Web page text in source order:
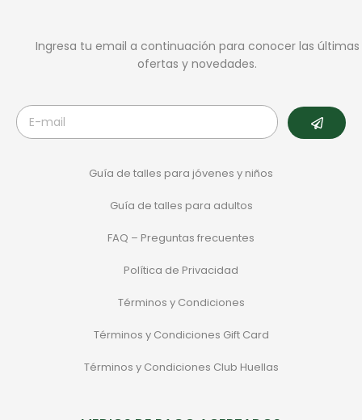
Ingresa tu email a continuación para conocer las últimas
ofertas y novedades.
Guía de talles para jóvenes y niños
Guía de talles para adultos
FAQ – Preguntas frecuentes
Política de Privacidad
Términos y Condiciones
Términos y Condiciones Gift Card
Términos y Condiciones Club Huellas